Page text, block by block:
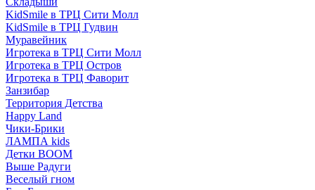
KidSmile в ТРЦ Сити Молл
KidSmile в ТРЦ Гудвин
Муравейник
Игротека в ТРЦ Сити Молл
Игротека в ТРЦ Остров
Игротека в ТРЦ Фаворит
Занзибар
Территория Детства
Happy Land
Чики-Брики
ЛАМПА kids
Детки BOOM
Выше Радуги
Веселый гном